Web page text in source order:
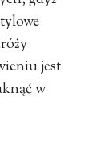
jest
w